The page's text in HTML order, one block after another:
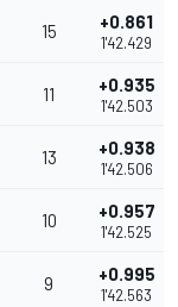
15 +0.861
1'42.429
11 +0.935
1'42.503
13 +0.938
1'42.506
10 +0.957
1'42.525
9 +0.995
1'42.563